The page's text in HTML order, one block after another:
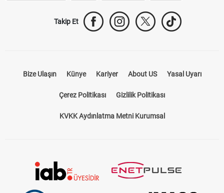
Takip Et
Bize Ulaşın Künye Kariyer About US Yasal Uyarı
Çerez Politikası Gizlilik Politikası
KVKK Aydınlatma Metni Kurumsal